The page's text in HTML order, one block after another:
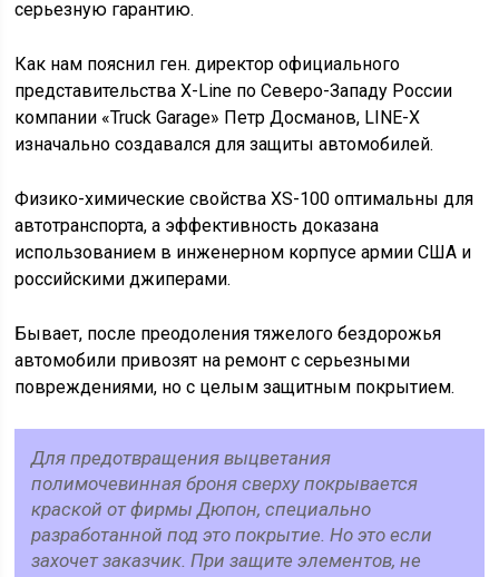
серьезную гарантию.
Как нам пояснил ген. директор официального
представительства X-Line по Северо-Западу России
компании «Truck Garage» Петр Досманов, LINE-X
изначально создавался для защиты автомобилей.
Физико-химические свойства XS-100 оптимальны для
автотранспорта, а эффективность доказана
использованием в инженерном корпусе армии США и
российскими джиперами.
Бывает, после преодоления тяжелого бездорожья
автомобили привозят на ремонт с серьезными
повреждениями, но с целым защитным покрытием.
Для предотвращения выцветания
полимочевинная броня сверху покрывается
краской от фирмы Дюпон, специально
разработанной под это покрытие. Но это если
захочет заказчик. При защите элементов, не